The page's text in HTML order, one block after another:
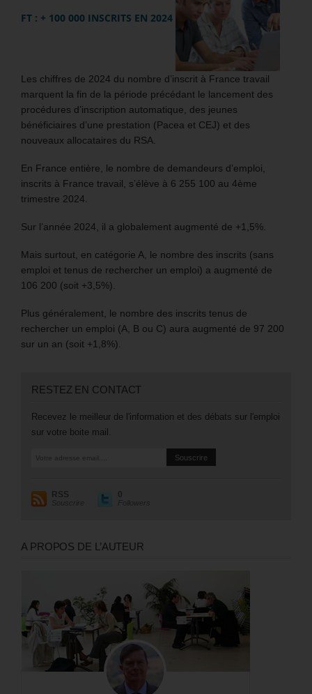
FT : + 100 000 INSCRITS EN 2024
Les chiffres de 2024 du nombre d’inscrit à France travail
marquent la fin de la période précédant le lancement des
procédures d’inscription automatique, des jeunes
bénéficiaires d’une prestation (Pacea et CEJ) et des
nouveaux allocataires du RSA.
En France entière, le nombre de demandeurs d’emploi,
inscrits à France travail, s’élève à 6 255 100 au 4ème
trimestre 2024.
Sur l’année 2024, il a globalement augmenté de +1,5%.
Mais surtout, en catégorie A, le nombre des inscrits (sans
emploi et tenus de rechercher un emploi) a augmenté de
106 200 (soit +3,5%).
Plus généralement, le nombre des inscrits tenus de
rechercher un emploi (A, B ou C) aura augmenté de 97 200
sur un an (soit +1,8%).
RESTEZ EN CONTACT
Recevez le meilleur de l'information et des débats sur l'emploi
sur votre boite mail.
RSS
Souscrire
0
Followers
A PROPOS DE L’AUTEUR